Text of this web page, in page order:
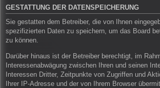
GESTATTUNG DER DATENSPEICHERUNG
Sie gestatten dem Betreiber, die von Ihnen
spezifizierten Daten zu speichern, um das Board
zu können.
Darüber hinaus ist der Betreiber berechtigt, im
Interessenabwägung zwischen Ihren und seinen
Interessen Dritter, Zeitpunkte von Zugriffen und
Ihrer IP-Adresse und der von Ihrem Browser